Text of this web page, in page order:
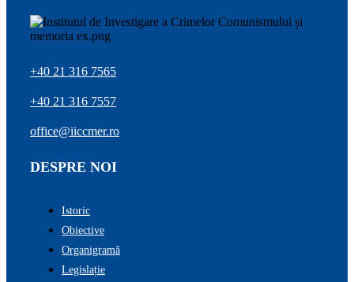
+40 21 316 7565
+40 21 316 7557
office@iiccmer.ro
DESPRE NOI
Istoric
Obiective
Organigramă
Legislație